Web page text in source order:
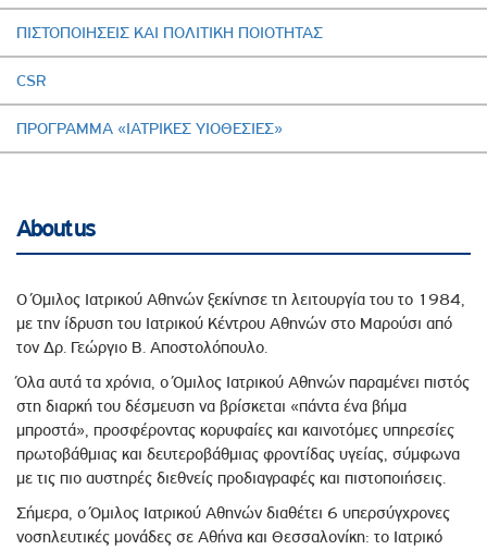
ΠΙΣΤΟΠΟΙΗΣΕΙΣ ΚΑΙ ΠΟΛΙΤΙΚΗ ΠΟΙΟΤΗΤΑΣ
CSR
ΠΡΟΓΡΑΜΜΑ «ΙΑΤΡΙΚΕΣ ΥΙΟΘΕΣΙΕΣ»
About us
Ο Όμιλος Ιατρικού Αθηνών ξεκίνησε τη λειτουργία του το 1984,
με την ίδρυση του Ιατρικού Κέντρου Αθηνών στο Μαρούσι από
τον Δρ. Γεώργιο Β. Αποστολόπουλο.
Όλα αυτά τα χρόνια, ο Όμιλος Ιατρικού Αθηνών παραμένει πιστός
στη διαρκή του δέσμευση να βρίσκεται «πάντα ένα βήμα
μπροστά», προσφέροντας κορυφαίες και καινοτόμες υπηρεσίες
πρωτοβάθμιας και δευτεροβάθμιας φροντίδας υγείας, σύμφωνα
με τις πιο αυστηρές διεθνείς προδιαγραφές και πιστοποιήσεις.
Σήμερα, ο Όμιλος Ιατρικού Αθηνών διαθέτει 6 υπερσύγχρονες
νοσηλευτικές μονάδες σε Αθήνα και Θεσσαλονίκη: το Ιατρικό